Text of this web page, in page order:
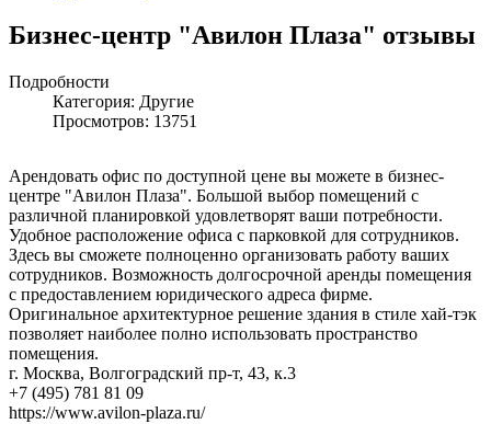
Бизнес-центр "Авилон Плаза" отзывы
Подробности
Категория: Другие
Просмотров: 13751
Арендовать офис по доступной цене вы можете в бизнес-
центре "Авилон Плаза". Большой выбор помещений с
различной планировкой удовлетворят ваши потребности.
Удобное расположение офиса с парковкой для сотрудников.
Здесь вы сможете полноценно организовать работу ваших
сотрудников. Возможность долгосрочной аренды помещения
с предоставлением юридического адреса фирме.
Оригинальное архитектурное решение здания в стиле хай-тэк
позволяет наиболее полно использовать пространство
помещения.
г. Москва, Волгоградский пр-т, 43, к.3
+7 (495) 781 81 09
https://www.avilon-plaza.ru/